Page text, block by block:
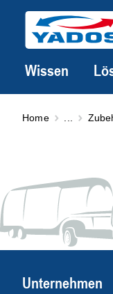
Wissen
Home
Unternehmen